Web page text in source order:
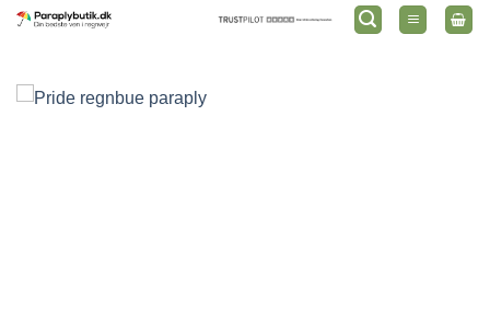
Fortsæt